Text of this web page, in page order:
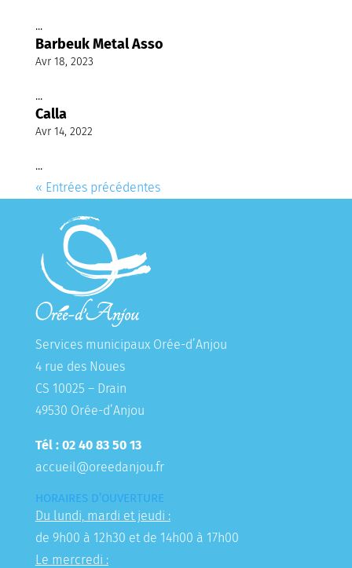
...
Barbeuk Metal Asso
Avr 18, 2023
...
Calla
Avr 14, 2022
...
« Entrées précédentes
Services municipaux Orée-d’Anjou
4 rue des Noues
CS 10025 – Drain
49530 Orée-d’Anjou
Tél : 02 40 83 50 13
accueil@oreedanjou.fr
HORAIRES D’OUVERTURE
Du lundi, mardi et jeudi :
de 9h00 à 12h30 et de 14h00 à 17h00
Le mercredi :